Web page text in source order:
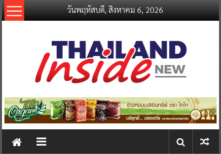
Skip
to
วันพฤหัสบดี, สิงหาคม 6, 2026
thailandinsidenew.com
Thailand
New